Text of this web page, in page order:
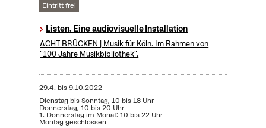
Eintritt frei
Listen. Eine audiovisuelle Installation
ACHT BRÜCKEN | Musik für Köln. Im Rahmen von
"100 Jahre Musikbibliothek".
29.4. bis9.10.2022
Dienstag bis Sonntag, 10 bis 18 Uhr
Donnerstag, 10 bis 20 Uhr
1. Donnerstag im Monat: 10 bis 22 Uhr
Montag geschlossen